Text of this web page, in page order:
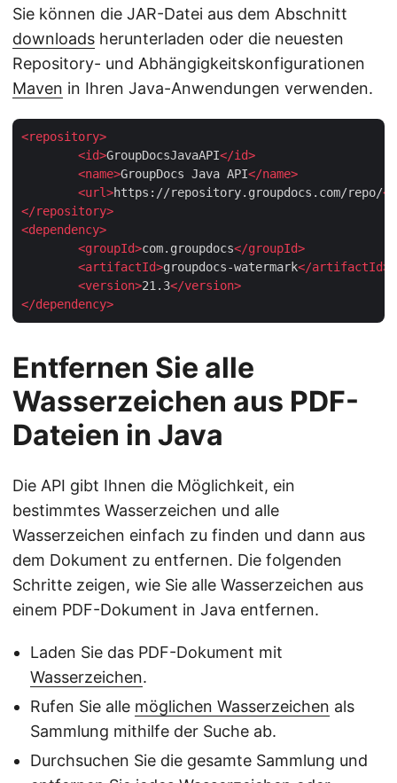
Sie können die JAR-Datei aus dem Abschnitt
downloads herunterladen oder die neuesten
Repository- und Abhängigkeitskonfigurationen
Maven in Ihren Java-Anwendungen verwenden.
<repository>
<id>GroupDocsJavaAPI</id>
<name>GroupDocs Java API</name>
<url>https://repository.groupdocs.com/repo/</
</repository>
<dependency>
<groupId>com.groupdocs</groupId>
<artifactId>groupdocs-watermark</artifactId>
<version>21.3</version>
</dependency>
Entfernen Sie alle
Wasserzeichen aus PDF-
Dateien in Java
Die API gibt Ihnen die Möglichkeit, ein
bestimmtes Wasserzeichen und alle
Wasserzeichen einfach zu finden und dann aus
dem Dokument zu entfernen. Die folgenden
Schritte zeigen, wie Sie alle Wasserzeichen aus
einem PDF-Dokument in Java entfernen.
Laden Sie das PDF-Dokument mit
Wasserzeichen.
Rufen Sie alle möglichen Wasserzeichen als
Sammlung mithilfe der Suche ab.
Durchsuchen Sie die gesamte Sammlung und